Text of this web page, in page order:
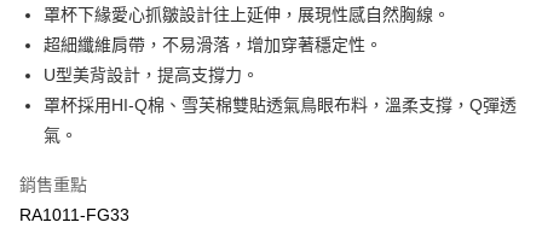
玉山商業銀行
星展（台灣）商業銀行
台新國際商業銀行
中國信託商業銀行
台灣樂天信用卡公司
AFTEE先享後付
相關說明
【關於「AFTEE先享後付」】
AFTEE先享後付是「在收到商品之後才付款」的支付方式。 讓您購物簡單
便利好安心！
２．便利：只要手機號碼，簡訊認證，即可結帳。
３．安心：先確認商品／服務後，再付款。
運送方式
全家取貨付款$888免運-以PackAge+配客嘉循環箱包裝寄出
罩杯下緣愛心抓皺設計往上延伸，展現性感自然胸線。
超細纖維肩帶，不易滑落，增加穿著穩定性。
U型美背設計，提高支撐力。
罩杯採用HI-Q棉、雪芙棉雙貼透氣鳥眼布料，溫柔支撐，Q彈透
氣。
銷售重點
RA1011-FG33